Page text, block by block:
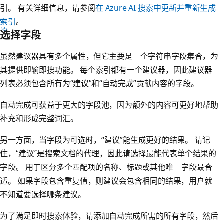
引。 有关详细信息，请参阅在 Azure AI 搜索中更新并重新生成
索引。
选择字段
虽然建议器具有多个属性，但它主要是一个字符串字段集合，为
其提供即输即搜功能。 每个索引都有一个建议器，因此建议器
列表必须包含所有为“建议”和“自动完成”贡献内容的字段。
自动完成可获益于更大的字段池，因为额外的内容可更好地帮助
补充和形成完整词汇。
另一方面，当字段为可选时，“建议”能生成更好的结果。 请记
住，“建议”是搜索文档的代理，因此请选择最能代表单个结果的
字段。 用于区分多个匹配项的名称、标题或其他唯一字段最合
适。 如果字段包含重复值，则建议会包含相同的结果，用户就
不知道要选择哪条建议。
为了满足即时搜索体验，请添加自动完成所需的所有字段，然后